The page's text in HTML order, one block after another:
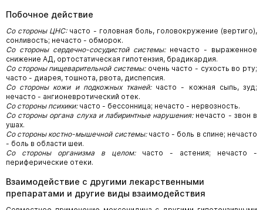
Побочное действие
Со стороны ЦНС: часто - головная боль, головокружение (вертиго),
сонливость; нечасто - обморок.
Со стороны сердечно-сосудистой системы:нечасто - выраженное
снижение АД, ортостатическая гипотензия, брадикардия.
Со стороны пищеварительной системы:очень часто - сухость во рту;
часто - диарея, тошнота, рвота, диспепсия.
Со стороны кожи и подкожных тканей: часто - кожная сыпь, зуд;
нечасто - ангионевротический отек.
Со стороны психики: часто - бессонница; нечасто - нервозность.
Со стороны органа слуха и лабиринтные нарушения: нечасто - звон в
ушах.
Со стороны костно-мышечной системы: часто - боль в спине; нечасто
- боль в области шеи.
Со стороны организма в целом:часто - астения; нечасто -
периферические отеки.
Взаимодействие с другими лекарственными
препаратами и другие виды взаимодействия